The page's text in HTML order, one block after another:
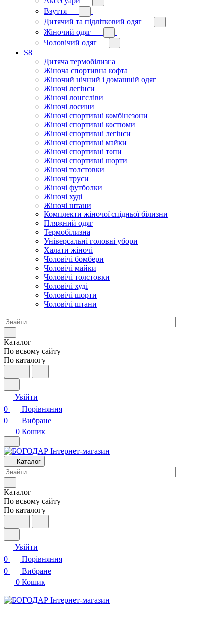
Взуття
Дитячий та підлітковий одяг
Жіночий одяг
Чоловічий одяг
S8
Дитяча термобілизна
Жіноча спортивна кофта
Жіночий нічний і домашній одяг
Жіночі легінси
Жіночі лонгсліви
Жіночі лосини
Жіночі спортивні комбінезони
Жіночі спортивні костюми
Жіночі спортивні легінси
Жіночі спортивні майки
Жіночі спортивні топи
Жіночі спортивні шорти
Жіночі толстовки
Жіночі труси
Жіночі футболки
Жіночі худі
Жіночі штани
Комплекти жіночої спідньої білизни
Пляжний одяг
Термобілизна
Універсальні головні убори
Халати жіночі
Чоловічі бомбери
Чоловічі майки
Чоловічі толстовки
Чоловічі худі
Чоловічі шорти
Чоловічі штани
Каталог
По всьому сайту
По каталогу
Увійти
0
Порівняння
0
Вибране
0 Кошик
Каталог
Каталог
По всьому сайту
По каталогу
Увійти
0
Порівняння
0
Вибране
0 Кошик